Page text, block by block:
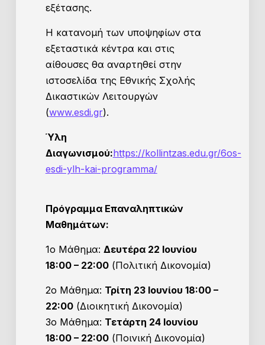
εξέτασης.
Η κατανομή των υποψηφίων στα
εξεταστικά κέντρα και στις
αίθουσες θα αναρτηθεί στην
ιστοσελίδα της Εθνικής Σχολής
Δικαστικών Λειτουργών
(www.esdi.gr).
Ύλη
Διαγωνισμού:https://kollintzas.edu.gr/6os-
esdi-ylh-kai-programma/
Πρόγραμμα Επαναληπτικών
Μαθημάτων:
1ο Μάθημα: Δευτέρα 22 Ιουνίου
18:00 – 22:00(Πολιτική Δικονομία)
2ο Μάθημα: Τρίτη 23 Ιουνίου 18:00 –
22:00(Διοικητική Δικονομία)
3ο Μάθημα: Τετάρτη 24 Ιουνίου
18:00 – 22:00(Ποινική Δικονομία)